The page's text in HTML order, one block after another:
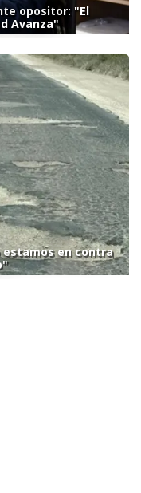
opositor: "El
Avanza"
en contra